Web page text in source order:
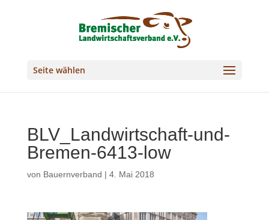
Seite wählen
BLV_Landwirtschaft-und-
Bremen-6413-low
von Bauernverband | 4. Mai 2018